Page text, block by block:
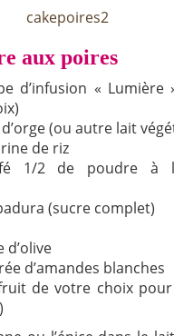
aux poires
d’infusion « Lumière
(ou autre lait
de riz
1/2 de poudre à
(sucre complet)
d’olive
d’amandes blanches
de votre choix pour